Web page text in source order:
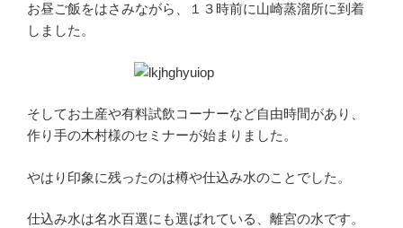
お昼ご飯をはさみながら、１３時前に山崎蒸溜所に到着
しました。
そしてお土産や有料試飲コーナーなど自由時間があり、
作り手の木村様のセミナーが始まりました。
やはり印象に残ったのは樽や仕込み水のことでした。
仕込み水は名水百選にも選ばれている、離宮の水です。